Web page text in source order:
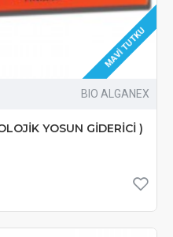
MAVI TUTKU
BIO ALGANEX
YOSUN GİDERİCİ )